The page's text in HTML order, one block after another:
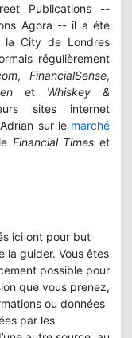
Publications --
Agora -- il a été
la City de Londres
régulièrement
,FinancialSense,
et Whiskey &
sites internet
sur le marché
Financial Times et
ici ont pour but
la guider. Vous êtes
possible pour
que vous prenez,
ou données
par les